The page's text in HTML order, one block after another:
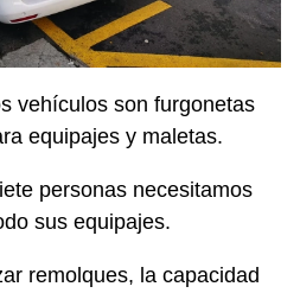
vehículos son furgonetas
equipajes y maletas.
personas necesitamos
sus equipajes.
remolques, la capacidad